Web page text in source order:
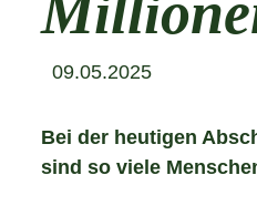
09.05.2025
Bei der heutigen
sind so viele